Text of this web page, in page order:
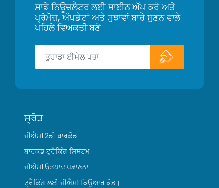
ਸਾਡੇ ਨਿਊਜ਼ਲੈਟਰ ਲਈ ਸਾਈਨ ਅੱਪ ਕਰੋ ਅਤੇ
ਪ੍ਰੋਮੋਜ਼, ਅੱਪਡੇਟਾਂ ਅਤੇ ਸੁਝਾਵਾਂ ਬਾਰੇ ਸੁਣਨ ਵਾਲੇ
ਪਹਿਲੇ ਵਿਅਕਤੀ ਬਣੋ
ਸ੍ਰੋਤ
ਜੀਐਸ1 2ਡੀ ਬਾਰਕੋਡ
ਬਾਰਕੋਡ ਟ੍ਰੈਕਿੰਗ ਸਿਸਟਮ
ਜੀਐਸ1 ਉਤਪਾਦ ਪਛਾਣਨਾ
ਟ੍ਰੈਕਿੰਗ ਲਈ ਜੀਐਸ1 ਕਿਊਆਰ ਕੋਡ।